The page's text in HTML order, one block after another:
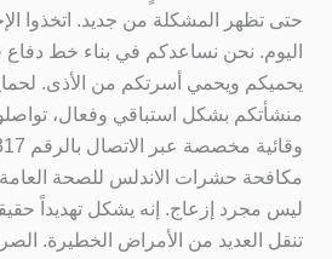
حتى تظهر المشكلة من جديد. اتخذوا
اليوم. نحن نساعدكم في بناء خط
يحميكم ويحمي أسرتكم من الأذى.
منشأتكم بشكل استباقي وفعال،
مكافحة حشرات الاندلس للصحة
ليس مجرد إزعاج. إنه يشكل تهديداً
تنقل العديد من الأمراض الخطيرة.